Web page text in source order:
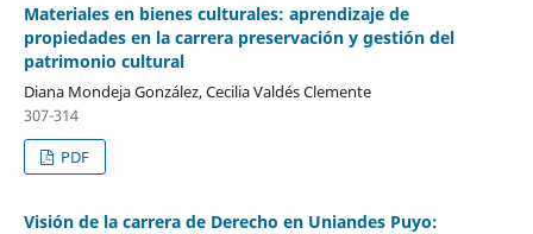
Materiales en bienes culturales: aprendizaje de
propiedades en la carrera preservación y gestión del
patrimonio cultural
Diana Mondeja González, Cecilia Valdés Clemente
307-314
PDF
Visión de la carrera de Derecho en Uniandes Puyo: